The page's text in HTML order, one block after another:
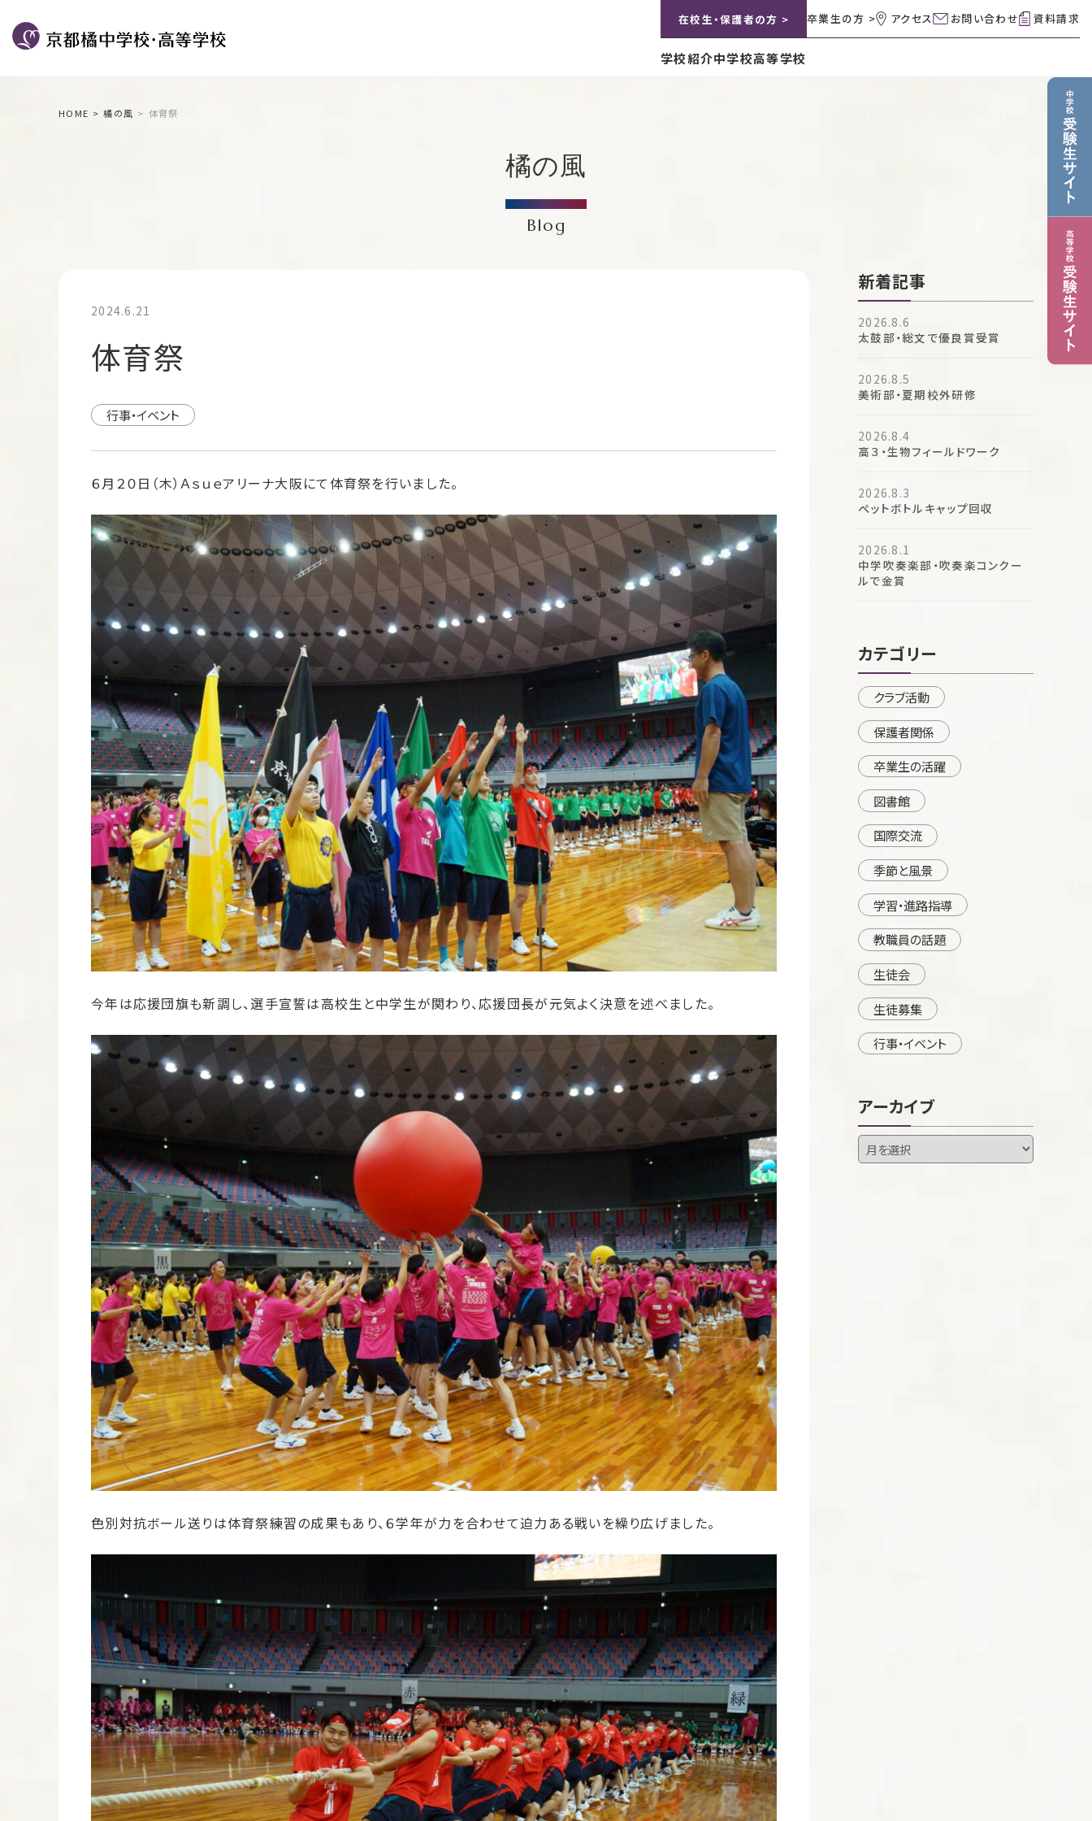
在校生・保護者の方 > 卒業生の方 > アクセス お問い合わせ 資料請求
学校紹介中学校高等学校
HOME 橘の風 体育祭
橘の風
Blog
2024.6.21
体育祭
行事・イベント
６月２０日（木）Ａｓｕｅアリーナ大阪にて体育祭を行いました。
今年は応援団旗も新調し、選手宣誓は高校生と中学生が関わり、応援団長が元気よく決意を述べました。
色別対抗ボール送りは体育祭練習の成果もあり、６学年が力を合わせて迫力ある戦いを繰り広げました。
新着記事
2026.8.6
太鼓部・総文で優良賞受賞
2026.8.5
美術部・夏期校外研修
2026.8.4
高３・生物フィールドワーク
2026.8.3
ペットボトルキャップ回収
2026.8.1
中学吹奏楽部・吹奏楽コンクー
ルで金賞
カテゴリー
クラブ活動
保護者関係
卒業生の活躍
図書館
国際交流
季節と風景
学習・進路指導
教職員の話題
生徒会
生徒募集
行事・イベント
アーカイブ